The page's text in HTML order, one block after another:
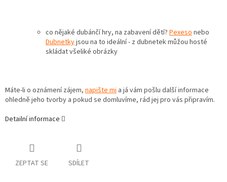
co nějaké dubánčí hry, na zabavení dětí? Pexesonebo
Dubnetkyjsou na to ideální - z dubnetek můžou hosté
skládat všeliké obrázky
Máte-li o oznámení zájem, napište mi a já vám pošlu další informace
ohledně jeho tvorby a pokud se domluvíme, rád jej pro vás připravím.
Detailní informace
ZEPTAT SE SDÍLET